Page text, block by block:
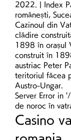
2022. | Index
românești,
Cazinoul din
clădire
1898 în orașul
construit în
austriac Peter
teritoriul făcea
Austro-Ungar.
Server Error in
de noroc în
Casino